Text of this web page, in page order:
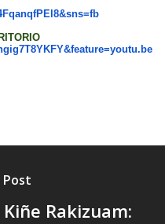
Post
Rakizuam: